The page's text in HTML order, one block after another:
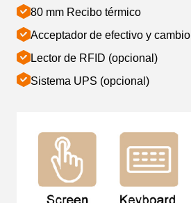
80 mm Recibo térmico
Acceptador de efectivo y cambio
Lector de RFID (opcional)
Sistema UPS (opcional)